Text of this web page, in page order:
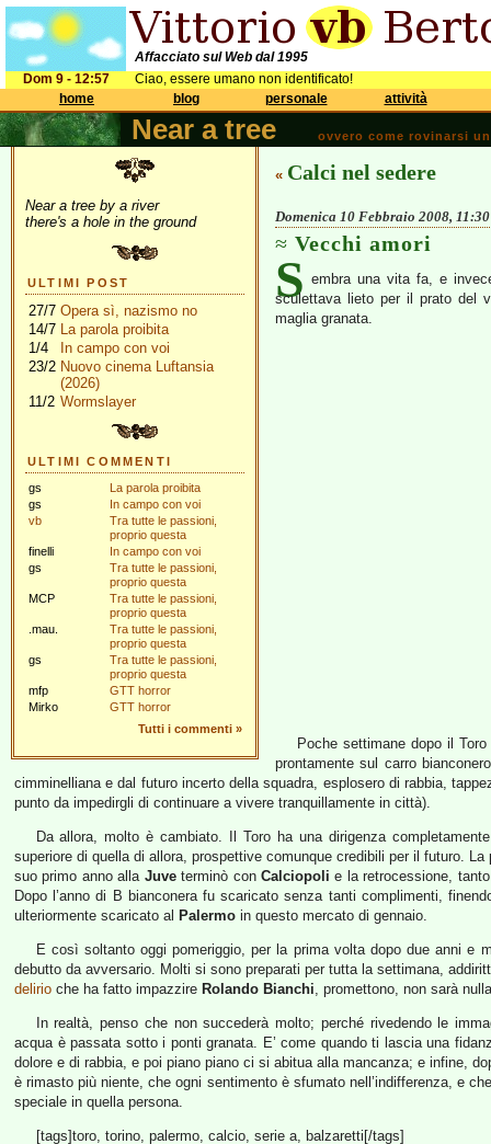
Affacciato sul Web dal 1995
Dom 9 - 12:57
Ciao, essere umano non identificato!
home
blog personale attività
Near a tree ovvero come rovinarsi
Near a tree by a river
there's a hole in the ground
ULTIMI POST
27/7 Opera sì, nazismo no
14/7 La parola proibita
1/4
In campo con voi
23/2 Nuovo cinema Luftansia
(2026)
11/2 Wormslayer
ULTIMI COMMENTI
gs
La parola proibita
gs
In campo con voi
vb
Tra tutte le passioni,
proprio questa
finelli
In campo con voi
gs
Tra tutte le passioni,
proprio questa
MCP
Tra tutte le passioni,
proprio questa
.mau.
Tra tutte le passioni,
proprio questa
gs
Tra tutte le passioni,
proprio questa
mfp
GTT horror
Mirko
GTT horror
Tutti i commenti »
« Calci nel sedere
Domenica 10 Febbraio 2008, 11:30
Vecchi amori
S embra una vita fa, e
sculettava lieto per il prato del
maglia granata.
Poche settimane dopo il
prontamente sul carro
cimminelliana e dal futuro incerto della squadra, esplosero di rabbia,
punto da impedirgli di continuare a vivere tranquillamente in città).
Da allora, molto è cambiato. Il Toro ha una dirigenza
superiore di quella di allora, prospettive comunque credibili per il futuro.
suo primo anno alla Juveterminò con Calciopoli e la retrocessione,
Dopo l’anno di B bianconera fu scaricato senza tanti complimenti,
ulteriormente scaricato al Palermo in questo mercato di gennaio.
E così soltanto oggi pomeriggio, per la prima volta dopo due anni e
debutto da avversario. Molti si sono preparati per tutta la settimana,
delirio che ha fatto impazzire Rolando Bianchi, promettono, non sarà
In realtà, penso che non succederà molto; perché rivedendo le
acqua è passata sotto i ponti granata. E’ come quando ti lascia una
dolore e di rabbia, e poi piano piano ci si abitua alla mancanza; e infine,
è rimasto più niente, che ogni sentimento è sfumato nell’indifferenza, e
speciale in quella persona.
[tags]toro, torino, palermo, calcio, serie a, balzaretti[/tags]